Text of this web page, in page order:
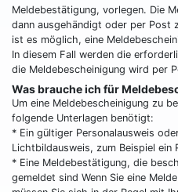
Meldebestätigung, vorlegen. Die
dann ausgehändigt oder per Post
ist es möglich, eine
In diesem Fall werden die
die Meldebescheinigung wird per
Was brauche ich für
Um eine Meldebescheinigung zu
folgende Unterlagen benötigt:
* Ein gültiger Personalausweis
Lichtbildausweis, zum Beispiel ein
* Eine Meldebestätigung, die
gemeldet sind Wenn Sie eine